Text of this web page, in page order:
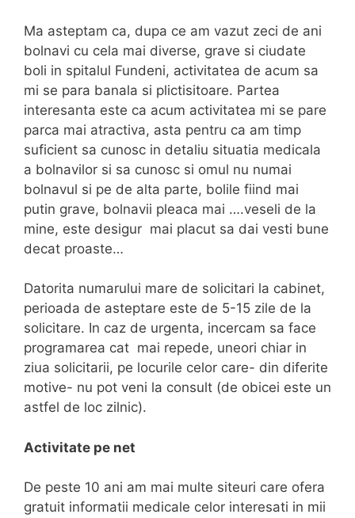
Ma asteptam ca, dupa ce am vazut zeci de ani
bolnavi cu cela mai diverse, grave si ciudate
boli in spitalul Fundeni, activitatea de acum sa
mi se para banala si plictisitoare. Partea
interesanta este ca acum activitatea mi se pare
parca mai atractiva, asta pentru ca am timp
suficient sa cunosc in detaliu situatia medicala
a bolnavilor si sa cunosc si omul nu numai
bolnavul si pe de alta parte, bolile fiind mai
putin grave, bolnavii pleaca mai ….veseli de la
mine, este desigur mai placut sa dai vesti bune
decat proaste…
Datorita numarului mare de solicitari la cabinet,
perioada de asteptare este de 5-15 zile de la
solicitare. In caz de urgenta, incercam sa face
programarea cat mai repede, uneori chiar in
ziua solicitarii, pe locurile celor care- din diferite
motive- nu pot veni la consult (de obicei este un
astfel de loc zilnic).
Activitate pe net
De peste 10 ani am mai multe siteuri care ofera
gratuit informatii medicale celor interesati in mii